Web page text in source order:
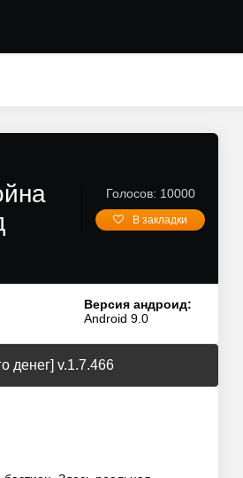
Голосов: 10000
В закладки
Версия андроид:
Android 9.0
денег] v.1.7.466